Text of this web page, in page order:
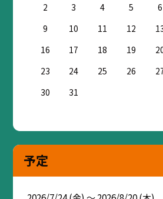
2
3 4 5 6
9
10 11 12
16
17 18 19
23
24 25 26
30
31
予定